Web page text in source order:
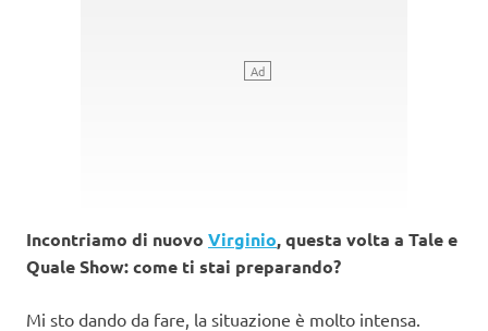
Incontriamo di nuovo Virginio, questa volta a Tale e
Quale Show: come ti stai preparando?
Mi sto dando da fare, la situazione è molto intensa.